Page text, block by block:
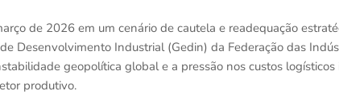
de 2026 em um cenário de cautela e readequação
Desenvolvimento Industrial (Gedin) da Federação das
geopolítica global e a pressão nos custos
produtivo.